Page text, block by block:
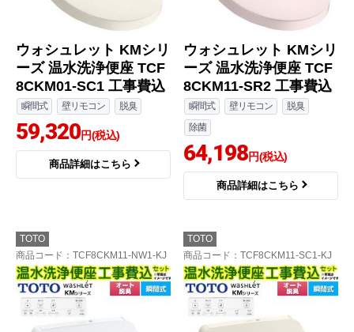
ウォシュレット KMシリ
ーズ 温水洗浄便座 TCF
8CKM01-SC1 工事費込
瞬間式 壁リモコン 脱臭
59,320円(税込)
商品詳細はこちら
ウォシュレット KMシリ
ーズ 温水洗浄便座 TCF
8CKM11-SR2 工事費込
瞬間式 壁リモコン
脱臭
除菌
64,198円(税込)
商品詳細はこちら
TOTO
商品コード ：TCF8CKM11-NW1-KJ
TOTO
商品コード ：TCF8CKM11-SC1-KJ